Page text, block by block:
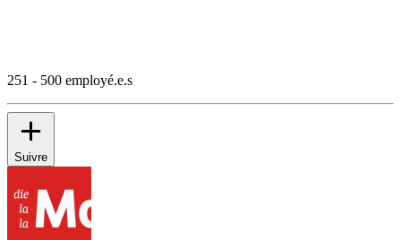
251 - 500 employé.e.s
Suivre